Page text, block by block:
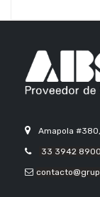
Amapola
33 3942 8900